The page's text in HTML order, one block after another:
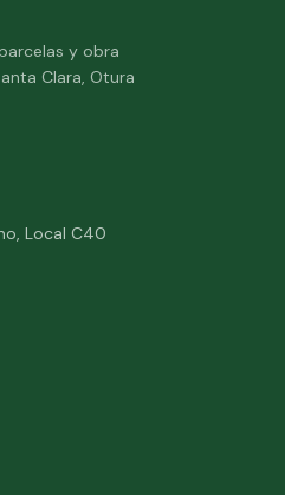
y obra
Clara, Otura
Local C40